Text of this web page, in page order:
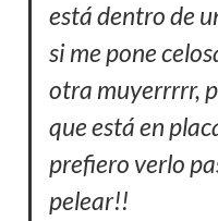
está dentro de
si me pone
otra muyerrrrr,
que está en
prefiero verlo
pelear!!